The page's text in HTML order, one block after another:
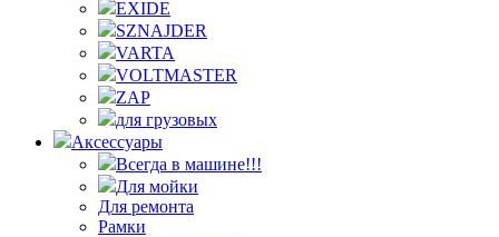
EXIDE
SZNAJDER
VARTA
VOLTMASTER
ZAP
для грузовых
Аксессуары
Всегда в машине!!!
Для мойки
Для ремонта
Рамки